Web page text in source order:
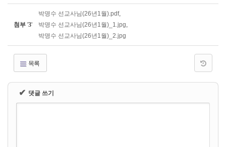
첨부 '3'
박명수 선교사님(26년1월).pdf,
박명수 선교사님(26년1월)_1.jpg
박명수 선교사님(26년1월)_2.jpg
목록
✔ 댓글 쓰기